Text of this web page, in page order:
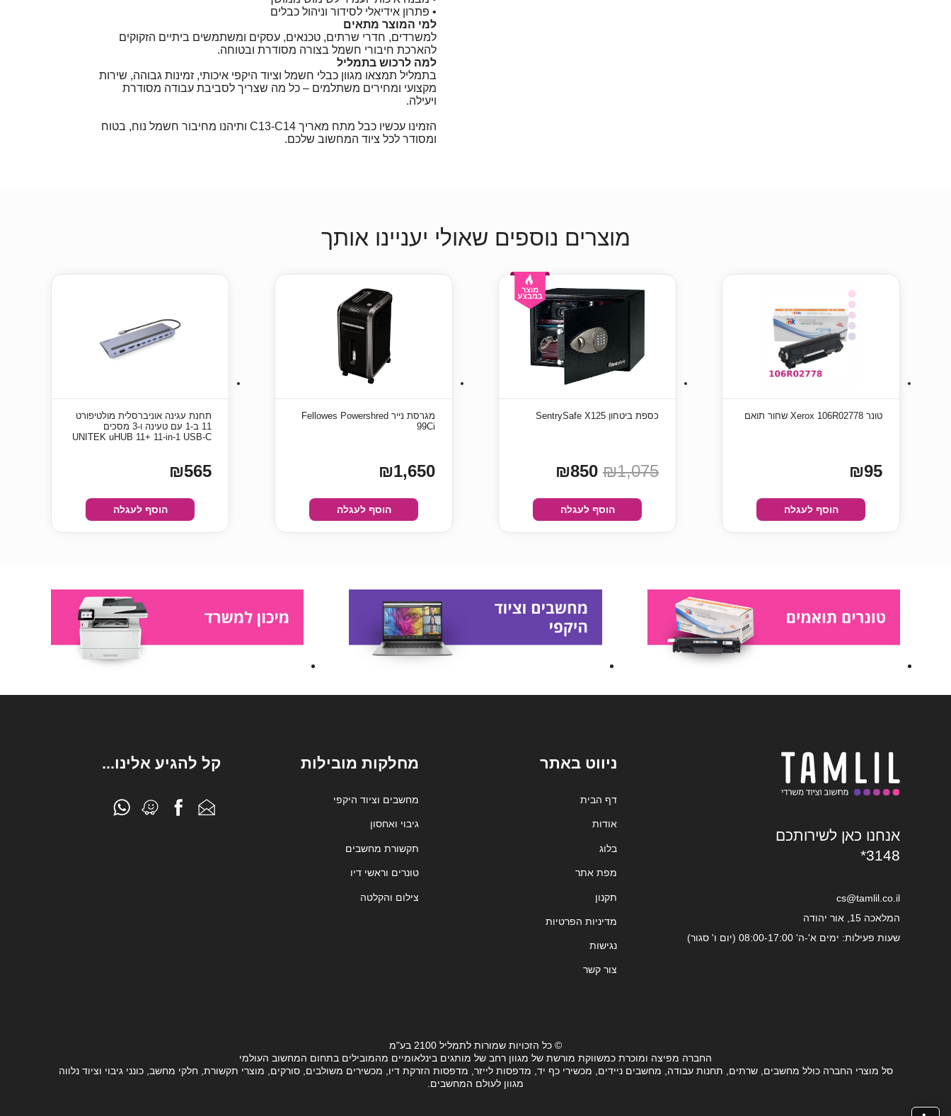
• פתרון אידיאלי לסידור וניהול כבלים
למי המוצר מתאים
למשרדים, חדרי שרתים, טכנאים, עסקים ומשתמשים ביתיים הזקוקים
להארכת חיבורי חשמל בצורה מסודרת ובטוחה.
למה לרכוש בתמליל
בתמליל תמצאו מגוון כבלי חשמל וציוד היקפי איכותי, זמינות גבוהה, שירות
מקצועי ומחירים משתלמים – כל מה שצריך לסביבת עבודה מסודרת
ויעילה.
הזמינו עכשיו כבל מתח מאריך C13-C14 ותיהנו מחיבור חשמל נוח, בטוח
ומסודר לכל ציוד המחשוב שלכם.
מוצרים נוספים שאולי יעניינו אותך
טונר Xerox 106R02778 שחור תואם
₪95
הוסף לעגלה
כספת ביטחון SentrySafe X125
₪1,075
הוסף לעגלה
מגרסת נייר Fellowes Powershred
99Ci
₪1,650
הוסף לעגלה
תחנת עגינה אוניברסלית מולטיפורט
11 ב-1 עם טעינה ו-3 מסכים
UNITEK uHUB 11+ 11-in-1 USB-C
₪565
הוסף לעגלה
אנחנו כאן לשירותכם
*3148
cs@tamlil.co.il
המלאכה 15, אור יהודה
שעות פעילות: ימים א'-ה' 08:00-17:00 (יום ו' סגור)
ניווט באתר
דף הבית
אודות
בלוג
מפת אתר
תקנון
מדיניות הפרטיות
נגישות
צור קשר
מחלקות מובילות
מחשבים וציוד היקפי
גיבוי ואחסון
תקשורת מחשבים
טונרים וראשי דיו
צילום והקלטה
קל להגיע אלינו...
© כל הזכויות שמורות לתמליל 2100 בע"מ
החברה מפיצה ומוכרת כמשווקת מורשת של מגוון רחב של מותגים בינלאומיים מהמובילים בתחום המחשוב העולמי
סל מוצרי החברה כולל מחשבים, שרתים, תחנות עבודה, מחשבים ניידים, מכשירי כף יד, מדפסות לייזר, מדפסות הזרקת דיו, מכשירים משולבים, סורקים, מוצרי תקשורת, חלקי מחשב, כונני גיבוי וציוד נלווה
מגוון לעולם המחשבים.